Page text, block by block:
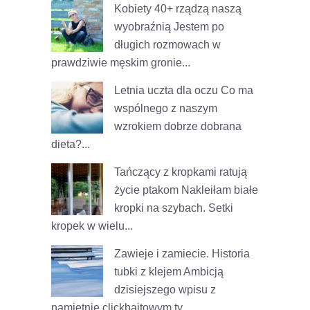
Kobiety 40+ rządzą naszą
wyobraźnią Jestem po
długich rozmowach w
prawdziwie męskim gronie...
Letnia uczta dla oczu Co ma
wspólnego z naszym
wzrokiem dobrze dobrana
dieta?...
Tańczący z kropkami ratują
życie ptakom Nakleiłam białe
kropki na szybach. Setki
kropek w wielu...
Zawieje i zamiecie. Historia
tubki z klejemAmbicją
dzisiejszego wpisu z
namiętnie clickbaitowym ty...